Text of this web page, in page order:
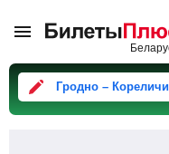
Гродно – Кореличи